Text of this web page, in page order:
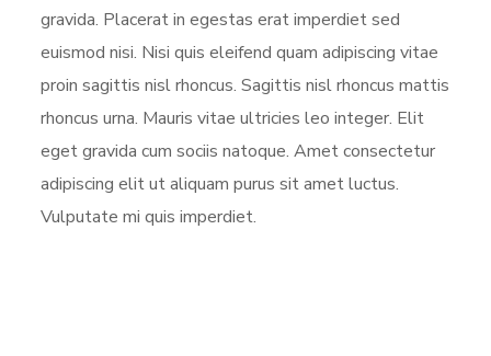
gravida. Placerat in egestas erat imperdiet sed
euismod nisi. Nisi quis eleifend quam adipiscing vitae
proin sagittis nisl rhoncus. Sagittis nisl rhoncus mattis
rhoncus urna. Mauris vitae ultricies leo integer. Elit
eget gravida cum sociis natoque. Amet consectetur
adipiscing elit ut aliquam purus sit amet luctus.
Vulputate mi quis imperdiet.